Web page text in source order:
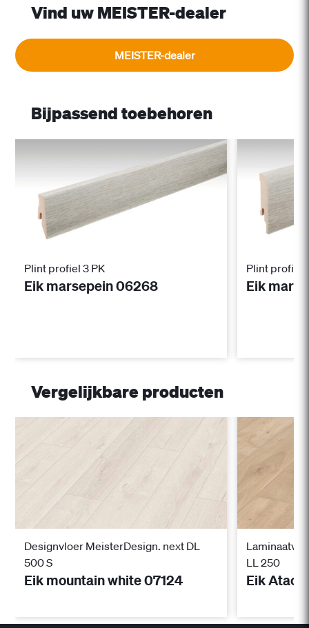
Vind uw MEISTER-dealer
MEISTER-dealer
Bijpassend toebehoren
Plint profiel 3 PK
Eik marsepein 06268
Plint profiel
Eik
Vergelijkbare producten
Designvloer MeisterDesign. next DL
500 S
Eik mountain white 07124
LL 250
Eik